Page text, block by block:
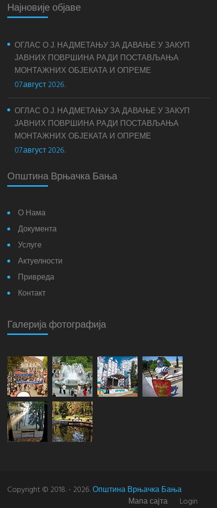
Најновије објаве
ОГЛАС О Ј. НАДМЕТАЊУ ЗА ДАВАЊЕ У ЗАКУП
ЈАВНИХ ПОВРШИНА РАДИ ПОСТАВЉАЊА
МОНТАЖНИХ ОБЈЕКАТА И ОПРЕМЕ
07.август 2026.
ОГЛАС О Ј. НАДМЕТАЊУ ЗА ДАВАЊЕ У ЗАКУП
ЈАВНИХ ПОВРШИНА РАДИ ПОСТАВЉАЊА
МОНТАЖНИХ ОБЈЕКАТА И ОПРЕМЕ
07.август 2026.
Општина Врњачка Бања
О Нама
Документа
Услуге
Актуелности
Привреда
Контакт
Галерија фотографија
Copyright © 2018. - 2026.Општина Врњачка Бања
Мапа сајта
Login